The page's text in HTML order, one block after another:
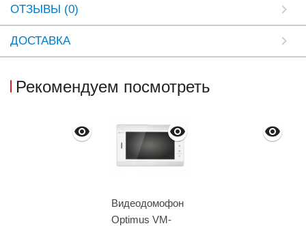
ОТЗЫВЫ (0)
ДОСТАВКА
Рекомендуем посмотреть
Видеодомофон
Optimus VM-